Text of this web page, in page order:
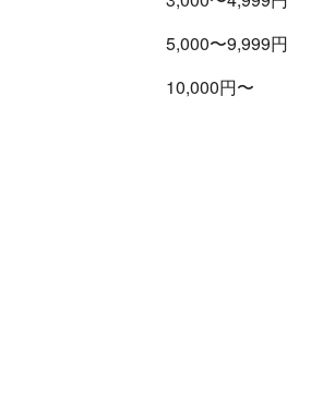
5,000〜9,999円
10,000円〜